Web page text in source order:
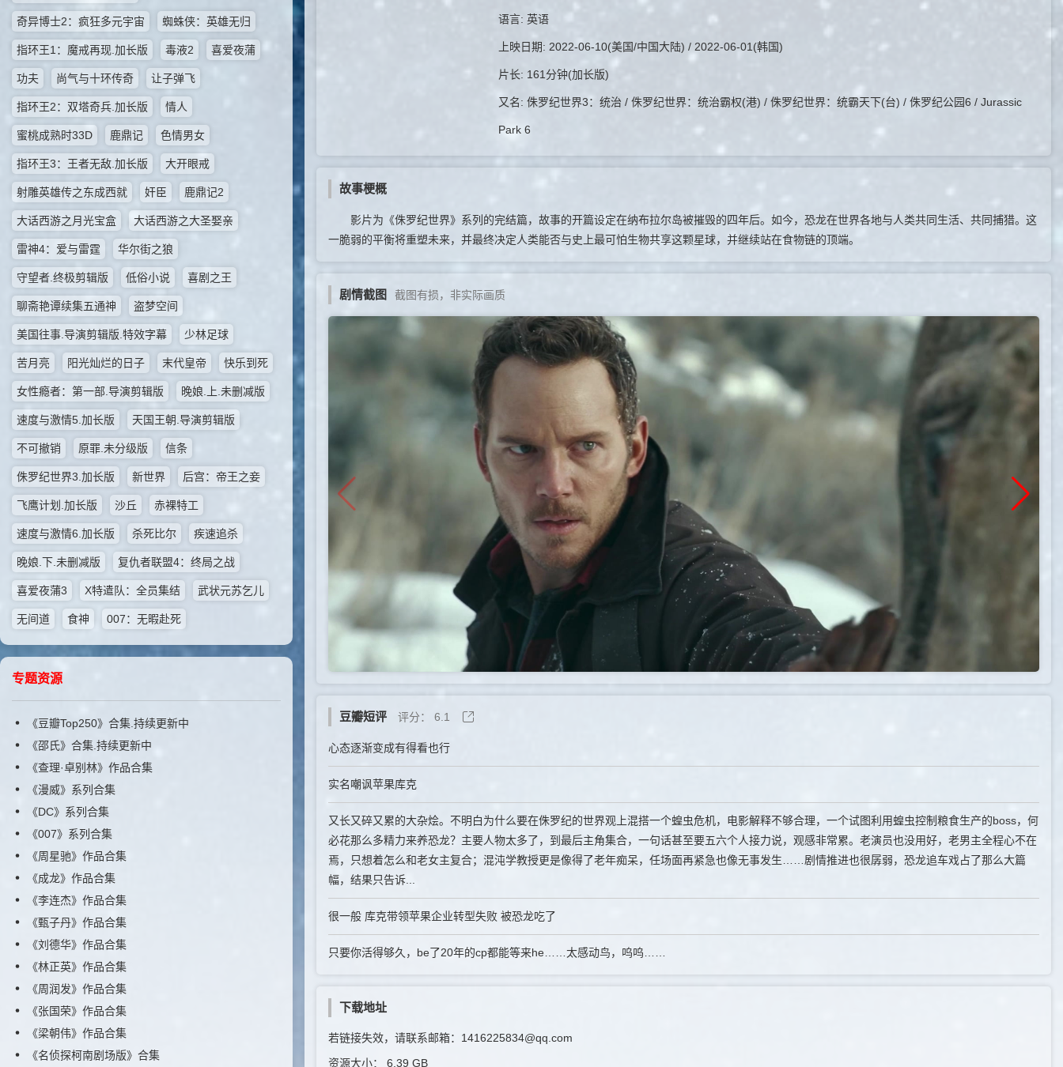
奇异博士2：疯狂多元宇宙 蜘蛛侠：英雄无归
指环王1：魔戒再现.加长版 毒液2 喜爱夜蒲
功夫 尚气与十环传奇 让子弹飞
指环王2：双塔奇兵.加长版 情人
蜜桃成熟时33D 鹿鼎记 色情男女
指环王3：王者无敌.加长版 大开眼戒
射雕英雄传之东成西就 奸臣 鹿鼎记2
大话西游之月光宝盒 大话西游之大圣娶亲
雷神4：爱与雷霆 华尔街之狼
守望者.终极剪辑版 低俗小说 喜剧之王
聊斋艳谭续集五通神 盗梦空间
美国往事.导演剪辑版.特效字幕 少林足球
苦月亮 阳光灿烂的日子 末代皇帝 快乐到死
女性瘾者：第一部.导演剪辑版 晚娘.上.未删减版
速度与激情5.加长版 天国王朝.导演剪辑版
不可撤销 原罪.未分级版 信条
侏罗纪世界3.加长版 新世界 后宫：帝王之妾
飞鹰计划.加长版 沙丘 赤裸特工
速度与激情6.加长版 杀死比尔 疾速追杀
晚娘.下.未删减版 复仇者联盟4：终局之战
喜爱夜蒲3 X特遣队：全员集结 武状元苏乞儿
无间道 食神 007：无暇赴死
专题资源
《豆瓣Top250》合集.持续更新中
《邵氏》合集.持续更新中
《查理·卓别林》作品合集
《漫威》系列合集
《DC》系列合集
《007》系列合集
《周星驰》作品合集
《成龙》作品合集
《李连杰》作品合集
《甄子丹》作品合集
《刘德华》作品合集
《林正英》作品合集
《周润发》作品合集
《张国荣》作品合集
《梁朝伟》作品合集
《名侦探柯南剧场版》合集
语言: 英语
上映日期: 2022-06-10(美国/中国大陆) / 2022-06-01(韩国)
片长: 161分钟(加长版)
又名: 侏罗纪世界3：统治 / 侏罗纪世界：统治霸权(港) / 侏罗纪世界：统霸天下(台) / 侏罗纪公园6 / Jurassic
Park 6
故事梗概
影片为《侏罗纪世界》系列的完结篇，故事的开篇设定在纳布拉尔岛被摧毁的四年后。如今，恐龙在世界各地与人类共同生活、共同捕猎。这
一脆弱的平衡将重塑未来，并最终决定人类能否与史上最可怕生物共享这颗星球，并继续站在食物链的顶端。
剧情截图 截图有损，非实际画质
豆瓣短评 评分： 6.1
心态逐渐变成有得看也行
实名嘲讽苹果库克
又长又碎又累的大杂烩。不明白为什么要在侏罗纪的世界观上混搭一个蝗虫危机，电影解释不够合理，一个试图利用蝗虫控制粮食生产的boss，何
必花那么多精力来养恐龙？主要人物太多了，到最后主角集合，一句话甚至要五六个人接力说，观感非常累。老演员也没用好，老男主全程心不在
焉，只想着怎么和老女主复合；混沌学教授更是像得了老年痴呆，任场面再紧急也像无事发生……剧情推进也很孱弱，恐龙追车戏占了那么大篇
幅，结果只告诉...
很一般 库克带领苹果企业转型失败 被恐龙吃了
只要你活得够久，be了20年的cp都能等来he……太感动鸟，呜呜……
下载地址
若链接失效，请联系邮箱：1416225834@qq.com
资源大小：
6.39 GB